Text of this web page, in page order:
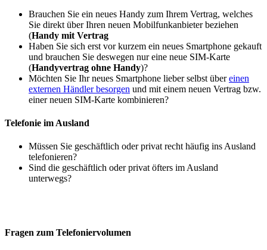
Brauchen Sie ein neues Handy zum Ihrem Vertrag, welches
Sie direkt über Ihren neuen Mobilfunkanbieter beziehen
(Handy mit Vertrag
Haben Sie sich erst vor kurzem ein neues Smartphone gekauft
und brauchen Sie deswegen nur eine neue SIM-Karte
(Handyvertrag ohne Handy)?
Möchten Sie Ihr neues Smartphone lieber selbst übereinen
externen Händler besorgen und mit einem neuen Vertrag bzw.
einer neuen SIM-Karte kombinieren?
Telefonie im Ausland
Müssen Sie geschäftlich oder privat recht häufig ins Ausland
telefonieren?
Sind die geschäftlich oder privat öfters im Ausland
unterwegs?
Fragen zum Telefoniervolumen